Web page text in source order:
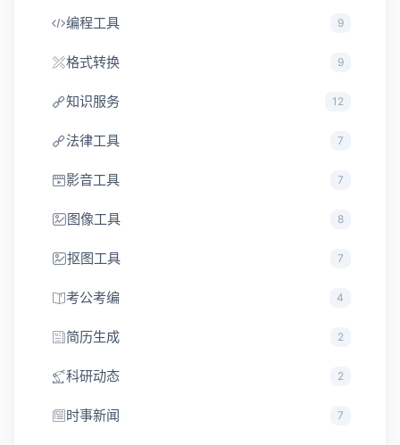
编程工具 9
格式转换 9
知识服务 12
法律工具 7
影音工具 7
图像工具 8
抠图工具 7
考公考编 4
简历生成 2
科研动态 2
时事新闻 7